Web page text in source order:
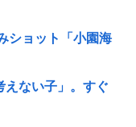
ショット「小園海
えない子」。すぐ